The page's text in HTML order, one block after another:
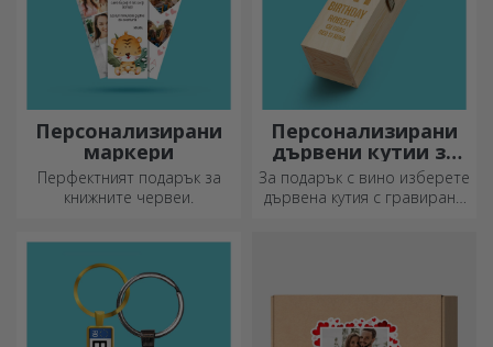
Персонализирани
маркери
Перфектният подарък за
книжните червеи.
Персонализирани
дървени кутии за
вино
За подарък с вино изберете
дървена кутия с гравирани